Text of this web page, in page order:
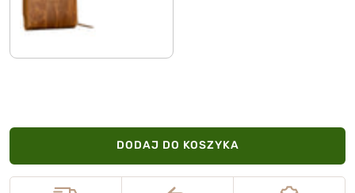
perugia - brązowy
DODAJ DO KOSZYKA